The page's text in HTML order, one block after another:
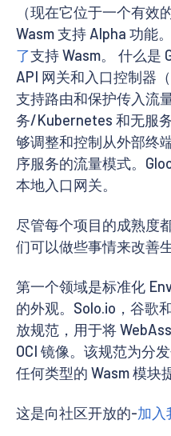
（现在它位于一个有
Wasm 支持 Alpha 功能
了支持 Wasm。 什么是
API 网关和入口控制器
支持路由和保护传入流
务/Kubernetes 和无服
够调整和控制从外部终
序服务的流量模式。
本地入口网关。
尽管每个项目的成熟度
们可以做些事情来改善
第一个领域是标准化
的外观。Solo.io，谷歌
放规范，用于将
OCI 镜像。该规范为分
任何类型的 Wasm 模块
这是向社区开放的-加入